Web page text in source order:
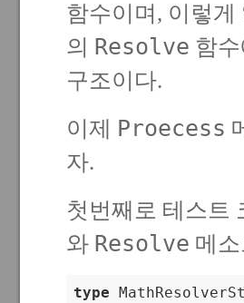
함수이며, 이렇
의 Resolve 함
구조이다.
이제 Proecess
자.
첫번째로 테스트
와 Resolve 메
type